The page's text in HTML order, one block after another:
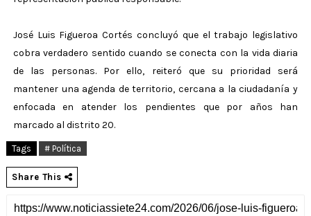
José Luis Figueroa Cortés concluyó que el trabajo legislativo
cobra verdadero sentido cuando se conecta con la vida diaria
de las personas. Por ello, reiteró que su prioridad será
mantener una agenda de territorio, cercana a la ciudadanía y
enfocada en atender los pendientes que por años han
marcado al distrito 20.
Tags # Política
Share This